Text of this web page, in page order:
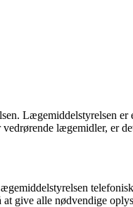
Lægemiddelstyrelsen
lægemidler, er
give alle nødvendige